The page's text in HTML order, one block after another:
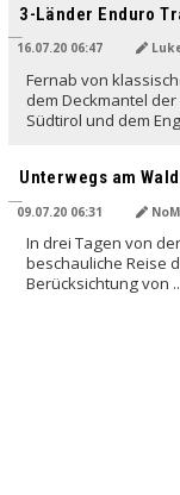
3-Länder Enduro
16.07.20 06:47
Fernab von
dem Deckmantel
Südtirol und dem
Unterwegs am
09.07.20 06:31
In drei Tagen von
beschauliche Reise
Berücksichtung von